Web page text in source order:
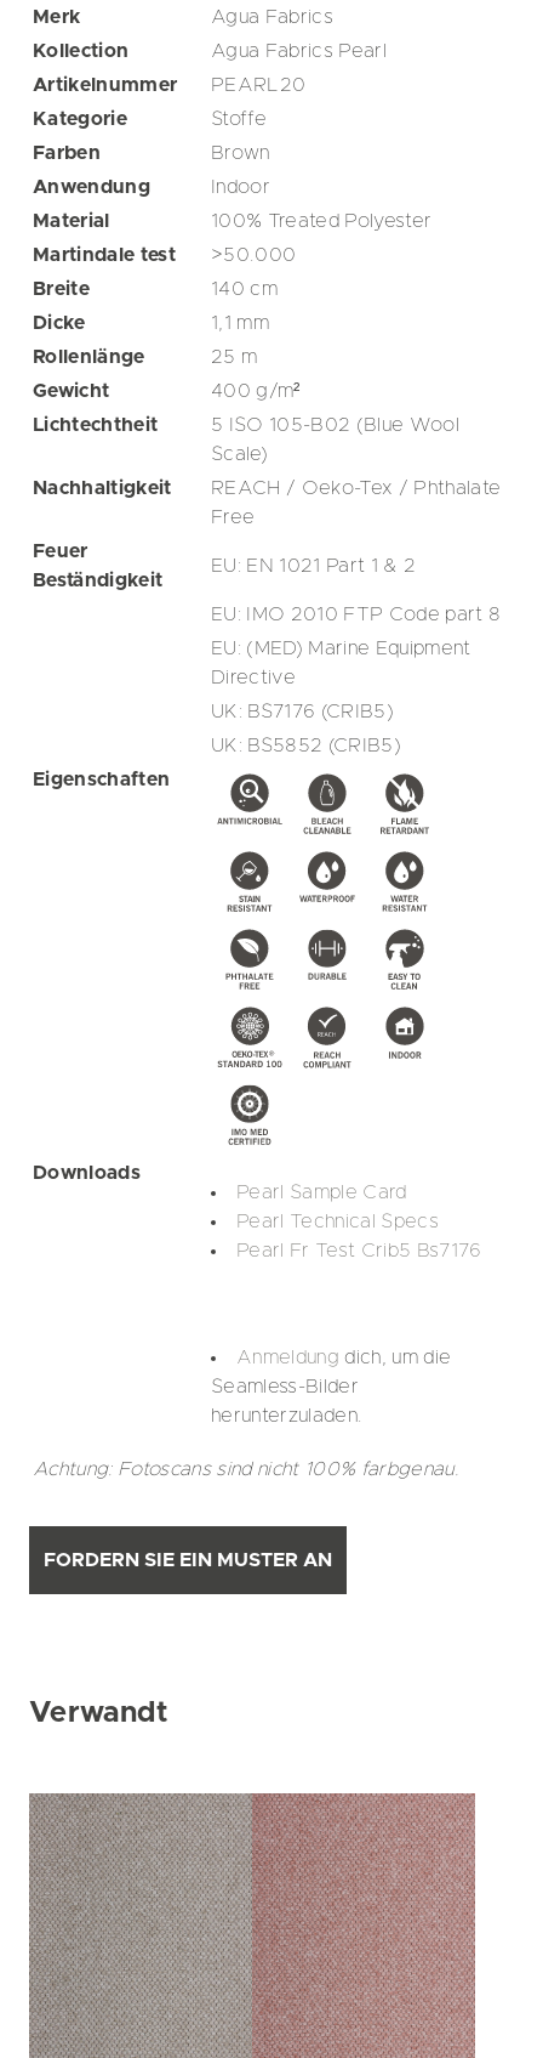
Merk
Agua Fabrics
Kollection
Agua Fabrics Pearl
Artikelnummer
PEARL20
Kategorie
Stoffe
Farben
Brown
Anwendung
Indoor
Material
100% Treated Polyester
Martindale test
>50.000
Breite
140cm
Dicke
1,1 mm
Rollenlänge
25 m
Gewicht
400g/m²
Lichtechtheit
5 ISO 105-B02 (Blue Wool
Scale)
Nachhaltigkeit
REACH / Oeko-Tex / Phthalate
Free
Feuer
Beständigkeit
EU: EN 1021 Part 1 & 2
EU: IMO 2010 FTP Code part 8
EU: (MED) Marine Equipment
Directive
UK: BS7176 (CRIB5)
UK: BS5852 (CRIB5)
Eigenschaften
Downloads
Pearl Sample Card
Pearl Technical Specs
Pearl Fr Test Crib5 Bs7176
Anmeldung dich, um die
Seamless-Bilder
herunterzuladen.
Achtung: Fotoscans sind nicht 100% farbgenau.
FORDERN SIE EIN MUSTER AN
Verwandt